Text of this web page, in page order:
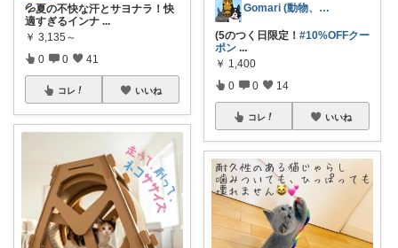
💦夏の不快な汗とサヨナラ！快
適すぎるインナ ...
￥ 3,135～
0 0 41
コレ いいね
Gomari (動物、ハンドメイド好き)
(5のつく日限定！ #10%OFFクー
ポン ...
￥ 1,400
0 0 14
コレ いいね